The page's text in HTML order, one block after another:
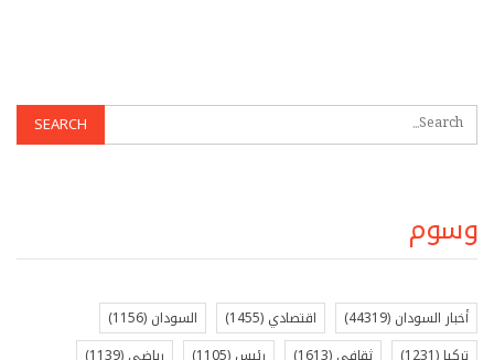
وسوم
أخبار السودان (44319) اقتصادي (1455) السودان (1156)